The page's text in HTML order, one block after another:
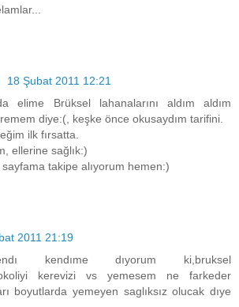
18 Şubat 2011 12:21
elime Brüksel lahanalarını aldım aldım
diye:(, keşke önce okusaydım tarifini.
ilk fırsatta.
ellerine sağlık:)
takipe alıyorum hemen:)
2011 21:19
kendıme dıyorum ki,bruksel
kerevizi vs yemesem ne farkeder
boyutlarda yemeyen saglıksız olucak dıye